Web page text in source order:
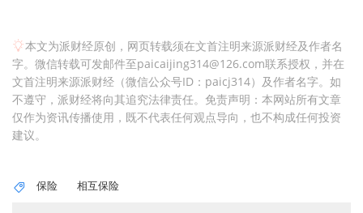
本文为派财经原创，网页转载须在文首注明来源派财经及作者名
字。微信转载可发邮件至paicaijing314@126.com联系授权，并在
文首注明来源派财经（微信公众号ID：paicj314）及作者名字。如
不遵守，派财经将向其追究法律责任。免责声明：本网站所有文章
仅作为资讯传播使用，既不代表任何观点导向，也不构成任何投资
建议。
保险 相互保险